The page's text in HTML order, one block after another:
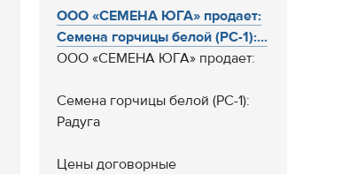
ООО «СЕМЕНА ЮГА» продает:
Семена горчицы белой (РС-1):...
ООО «СЕМЕНА ЮГА» продает:
Семена горчицы белой (РС-1):
Радуга
Цены договорные